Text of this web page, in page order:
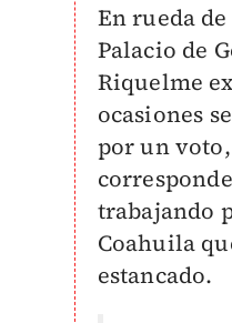
En rueda
Palacio de
Riquelme
ocasiones
por un
trabajando
Coahuila
estancado.